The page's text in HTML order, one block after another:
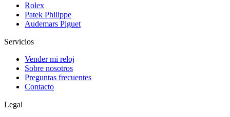
Rolex
Patek Philippe
Audemars Piguet
Servicios
Vender mi reloj
Sobre nosotros
Preguntas frecuentes
Contacto
Legal